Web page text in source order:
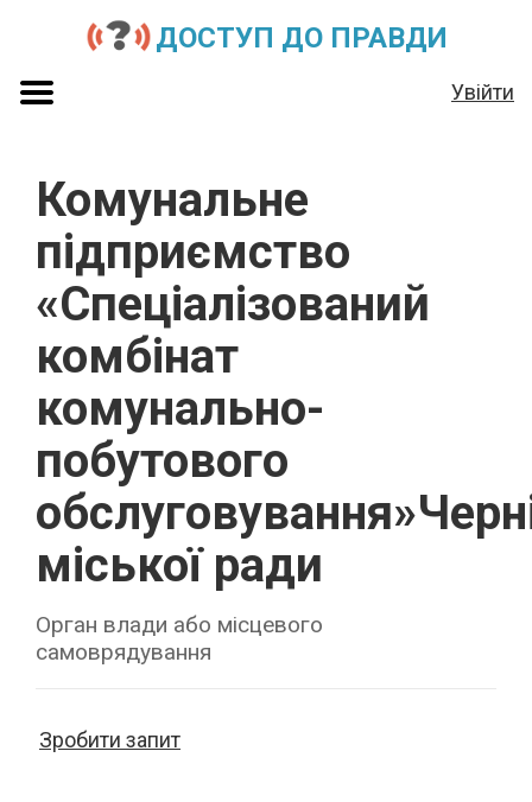
ДОСТУП ДО ПРАВДИ
Увійти
Комунальне
підприємство
«Спеціалізований
комбінат
комунально-
побутового
міської ради
Орган влади або місцевого
самоврядування
Зробити запит